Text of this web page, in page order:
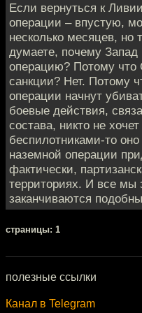
Если вернуться к
операции – впустую,
несколько месяцев, но
думаете, почему
операцию? Потому
санкции? Нет. Потому
операции начнут
боевые действия,
состава, никто не
беспилотниками-то
наземной операции
фактически,
территориях. И все мы
заканчиваются
cтраницы: 1
полезные ссылки
Канал в Telegram